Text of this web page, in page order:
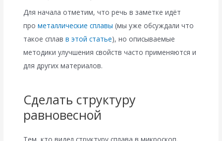
Для начала отметим, что речь в заметке идёт
прометаллические сплавы (мы уже обсуждали что
такое сплавв этой статье), но описываемые
методики улучшения свойств часто применяются и
для других материалов.
Сделать структуру
равновесной